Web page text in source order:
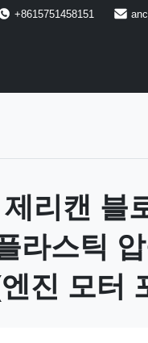
+8615751458151
리캔 블
라스틱
진 모터